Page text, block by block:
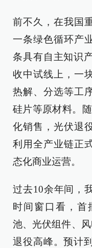
前不久，在我国
一条绿色循环产
条具有自主知识
收中试线上，一
热解、分选等工
硅片等原材料。
化销售，光伏退
利用全产业链正
态化商业运营。
过去10余年间，
时间窗口看，首
池、光伏组件、
退役高峰。预计